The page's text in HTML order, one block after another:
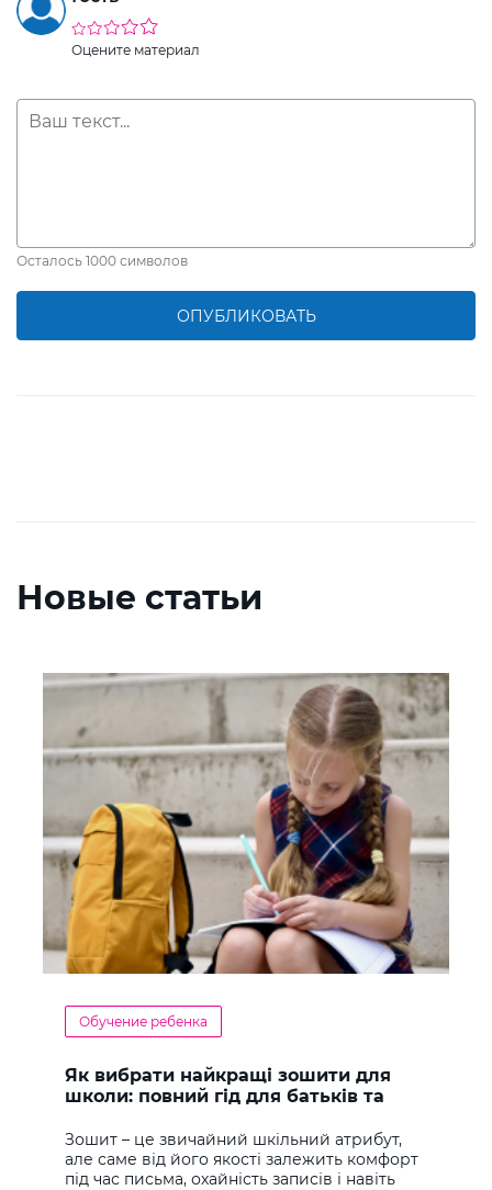
Оцените материал
Осталось 1000 символов
ОПУБЛИКОВАТЬ
Новые статьи
Обучение ребенка
Як вибрати найкращі зошити для
школи: повний гід для батьків та
Зошит – це звичайний шкільний атрибут,
але саме від його якості залежить комфорт
під час письма, охайність записів і навіть